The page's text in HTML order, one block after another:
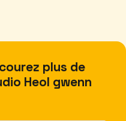
plus de
Heol gwenn